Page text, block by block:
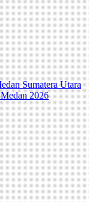
Sumatera Utara
2026